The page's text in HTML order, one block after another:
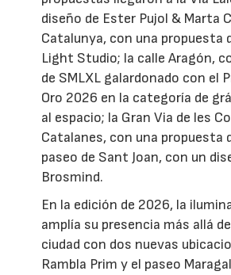
diseño de Ester Pujol & Marta
Catalunya, con una propuesta
Light Studio; la calle Aragón,
de SMLXL galardonado con el
Oro 2026 en la categoría de
al espacio; la Gran Via de les
Catalanes, con una propuesta
paseo de Sant Joan, con un
Brosmind.
En la edición de 2026, la
amplía su presencia más allá
ciudad con dos nuevas
Rambla Prim y el paseo